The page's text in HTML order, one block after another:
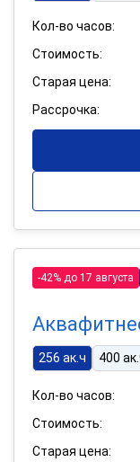
Кол-во часов:
Стоимость:
Старая цена:
Рассрочка:
-42% до 17 августа
256 ак.ч 400
Кол-во часов:
Стоимость:
Старая цена: